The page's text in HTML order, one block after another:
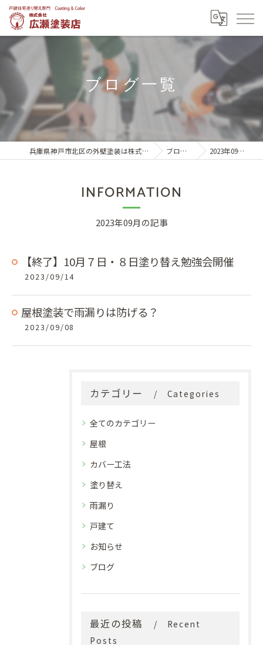
ブログ一覧
兵庫県神戸市北区の外壁塗装は株式会社広瀬塗装店 ブログ一覧 2023年09月の記事
INFORMATION
2023年09月の記事
【終了】10月７日・８日塗り替え勉強会開催
2023/09/14
屋根塗装で雨漏りは防げる？
2023/09/08
カテゴリー Categories
全てのカテゴリー
屋根
カバー工法
塗り替え
雨漏り
戸建て
お知らせ
ブログ
最近の投稿
Recent
Posts